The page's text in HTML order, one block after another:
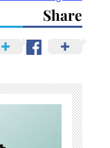
Share